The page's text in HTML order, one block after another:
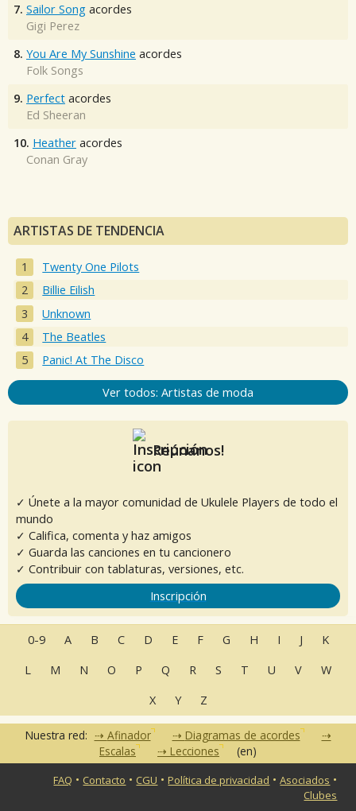
7. Sailor Song acordes
Gigi Perez
8. You Are My Sunshine acordes
Folk Songs
9. Perfect acordes
Ed Sheeran
10. Heather acordes
Conan Gray
ARTISTAS DE TENDENCIA
Twenty One Pilots
Billie Eilish
Unknown
The Beatles
Panic! At The Disco
Ver todos: Artistas de moda
Reúnanos!
✓ Únete a la mayor comunidad de Ukulele Players de todo el
mundo
✓ Califica, comenta y haz amigos
✓ Guarda las canciones en tu cancionero
✓ Contribuir con tablaturas, versiones, etc.
Inscripción
0-9 A B C D E F G H I J
K
L
M N O P Q R S T U V
W
X
Y Z
Nuestra red: Afinador
Diagramas de acordes
Escalas
Lecciones (en)
FAQ • Contacto • CGU •Política de privacidad •Asociados •
Clubes